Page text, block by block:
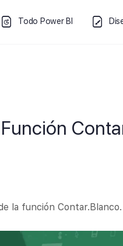
Todo Power BI
la función Contar.Blanco.